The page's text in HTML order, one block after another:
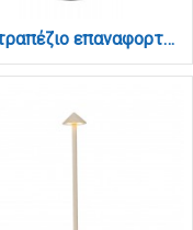
Επιτραπέζιο επαναφορτιζόμενο φωτιστικό 3CCT σε μαύρη απόχρωση (3068-black)